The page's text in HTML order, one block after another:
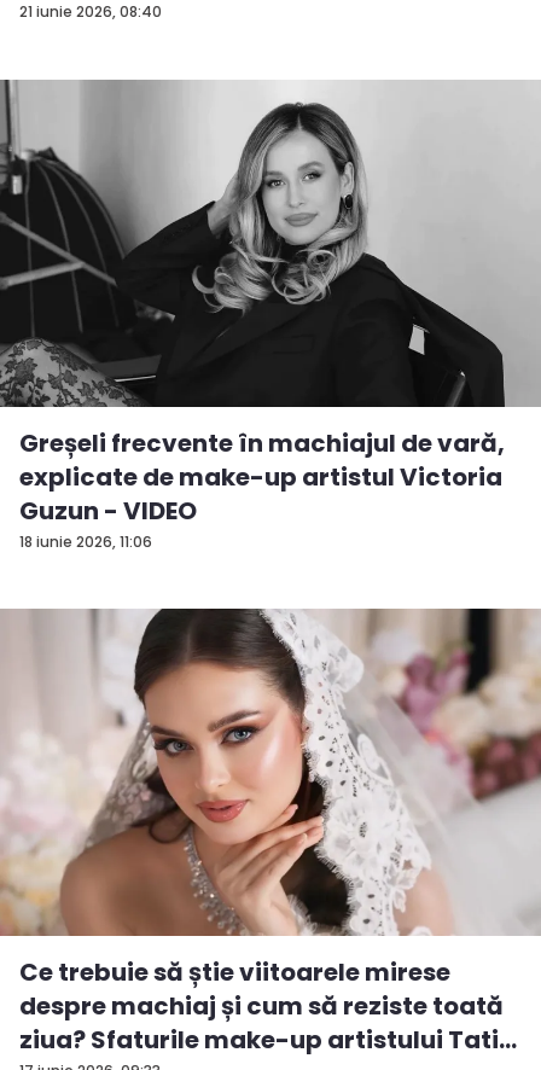
21 iunie 2026, 08:40
18 iunie 2026, 11:06
Greșeli frecvente în machiajul de vară,
explicate de make-up artistul Victoria
Guzun - VIDEO
Ce trebuie să știe viitoarele mirese
despre machiaj și cum să reziste toată
ziua? Sfaturile make-up artistului Tati...